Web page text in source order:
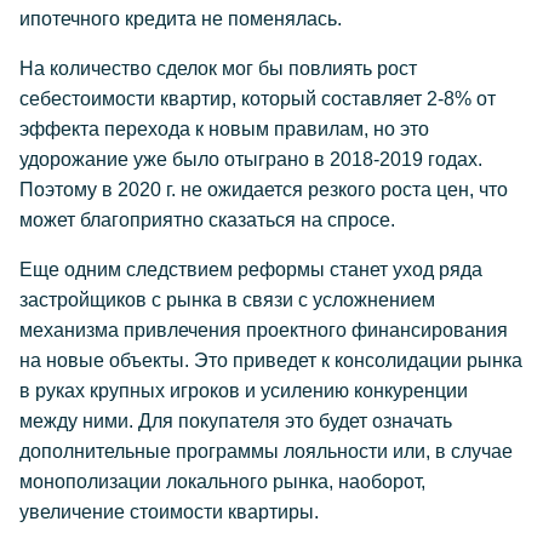
ипотечного кредита не поменялась.
На количество сделок мог бы повлиять рост
себестоимости квартир, который составляет 2-8% от
эффекта перехода к новым правилам, но это
удорожание уже было отыграно в 2018-2019 годах.
Поэтому в 2020 г. не ожидается резкого роста цен, что
может благоприятно сказаться на спросе.
Еще одним следствием реформы станет уход ряда
застройщиков с рынка в связи с усложнением
механизма привлечения проектного финансирования
на новые объекты. Это приведет к консолидации рынка
в руках крупных игроков и усилению конкуренции
между ними. Для покупателя это будет означать
дополнительные программы лояльности или, в случае
монополизации локального рынка, наоборот,
увеличение стоимости квартиры.